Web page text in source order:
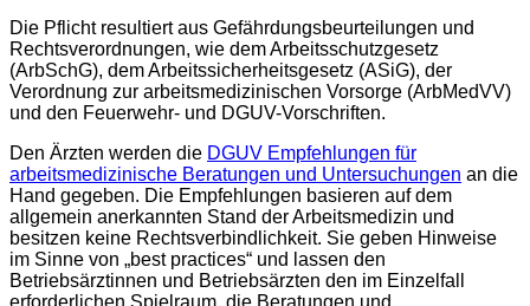
Die Pflicht resultiert aus Gefährdungsbeurteilungen und
Rechtsverordnungen, wie dem Arbeitsschutzgesetz
(ArbSchG), dem Arbeitssicherheitsgesetz (ASiG), der
Verordnung zur arbeitsmedizinischen Vorsorge (ArbMedVV)
und den Feuerwehr- und DGUV-Vorschriften.
Den Ärzten werden die DGUV Empfehlungen für
arbeitsmedizinische Beratungen und Untersuchungen an die
Hand gegeben. Die Empfehlungen basieren auf dem
allgemein anerkannten Stand der Arbeitsmedizin und
besitzen keine Rechtsverbindlichkeit. Sie geben Hinweise
im Sinne von „best practices“ und lassen den
Betriebsärztinnen und Betriebsärzten den im Einzelfall